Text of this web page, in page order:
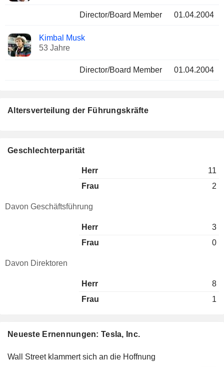
Director/Board Member 01.04.2004
Kimbal Musk
53 Jahre
Director/Board Member 01.04.2004
Neueste Ernennungen: Tesla, Inc.
Wall Street klammert sich an die Hoffnung
Altersverteilung der Führungskräfte
Geschlechterparität
Herr
11
Frau
2
Davon Geschäftsführung
Herr
3
Frau
0
Davon Direktoren
Herr
8
Frau
1